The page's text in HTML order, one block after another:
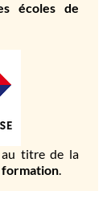
écoles de
au titre de la
formation.